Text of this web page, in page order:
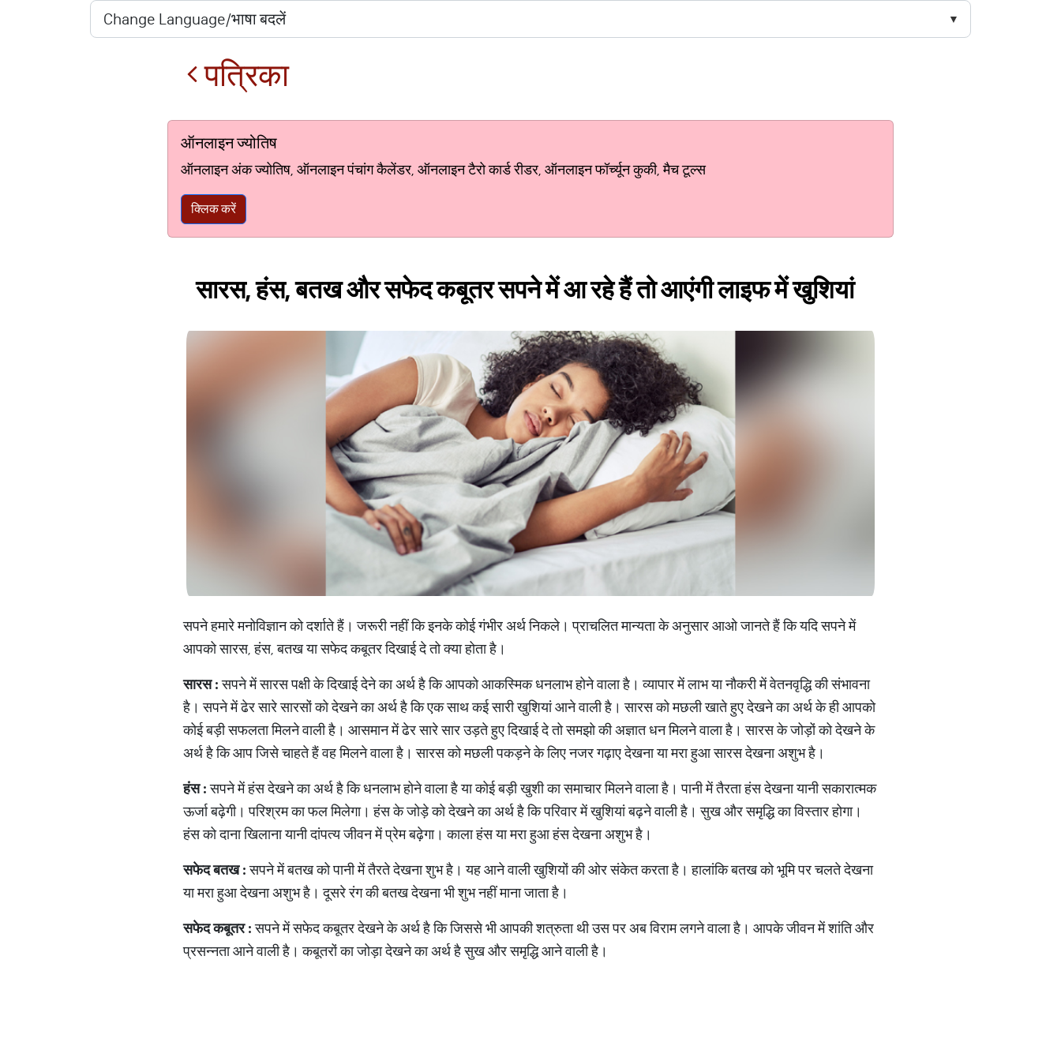
पत्रिका
ऑनलाइन ज्योतिष
ऑनलाइन अंक ज्योतिष, ऑनलाइन पंचांग कैलेंडर, ऑनलाइन टैरो कार्ड रीडर, ऑनलाइन फॉर्च्यून कुकी, मैच टूल्स
क्लिक करें
सारस, हंस, बतख और सफेद कबूतर सपने में आ रहे हैं तो आएंगी लाइफ में खुशियां
सपने हमारे मनोविज्ञान को दर्शाते हैं। जरूरी नहीं कि इनके कोई गंभीर अर्थ निकले। प्राचलित मान्यता के अनुसार आओ जानते हैं कि यदि सपने में
आपको सारस, हंस, बतख या सफेद कबूतर दिखाई दे तो क्या होता है।
सारस:सपने में सारस पक्षी के दिखाई देने का अर्थ है कि आपको आकस्मिक धनलाभ होने वाला है। व्यापार में लाभ या नौकरी में वेतनवृद्धि की संभावना
है। सपने में ढेर सारे सारसों को देखने का अर्थ है कि एक साथ कई सारी खुशियां आने वाली है। सारस को मछली खाते हुए देखने का अर्थ के ही आपको
कोई बड़ी सफलता मिलने वाली है। आसमान में ढेर सारे सार उड़ते हुए दिखाई दे तो समझो की अज्ञात धन मिलने वाला है। सारस के जोड़ों को देखने के
अर्थ है कि आप जिसे चाहते हैं वह मिलने वाला है। सारस को मछली पकड़ने के लिए नजर गढ़ाए देखना या मरा हुआ सारस देखना अशुभ है।
हंस:सपने में हंस देखने का अर्थ है कि धनलाभ होने वाला है या कोई बड़ी खुशी का समाचार मिलने वाला है। पानी में तैरता हंस देखना यानी सकारात्मक
ऊर्जा बढ़ेगी। परिश्रम का फल मिलेगा। हंस के जोड़े को देखने का अर्थ है कि परिवार में खुशियां बढ़ने वाली है। सुख और समृद्धि का विस्तार होगा।
हंस को दाना खिलाना यानी दांपत्य जीवन में प्रेम बढ़ेगा। काला हंस या मरा हुआ हंस देखना अशुभ है।
सफेदबतख:सपने में बतख को पानी में तैरते देखना शुभ है। यह आने वाली खुशियों की ओर संकेत करता है। हालांकि बतख को भूमि पर चलते देखना
या मरा हुआ देखना अशुभ है। दूसरे रंग की बतख देखना भी शुभ नहीं माना जाता है।
सफेदकबूतर:सपने में सफेद कबूतर देखने के अर्थ है कि जिससे भी आपकी शत्रुता थी उस पर अब विराम लगने वाला है। आपके जीवन में शांति और
प्रसन्नता आने वाली है। कबूतरों का जोड़ा देखने का अर्थ है सुख और समृद्धि आने वाली है।